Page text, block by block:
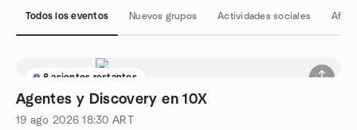
Todos los eventos Nuevos grupos Actividades sociales
8 asientos restantes
Agentes y Discovery en 10X
19 ago 2026 18:30 ART